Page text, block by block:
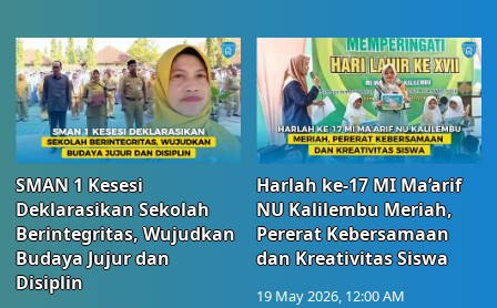
SMAN 1 Kesesi
Deklarasikan Sekolah
Berintegritas, Wujudkan
Budaya Jujur dan
Disiplin
Harlah ke-17 MI Ma’arif
NU Kalilembu Meriah,
Pererat Kebersamaan
dan Kreativitas Siswa
19 May 2026, 12:00 AM